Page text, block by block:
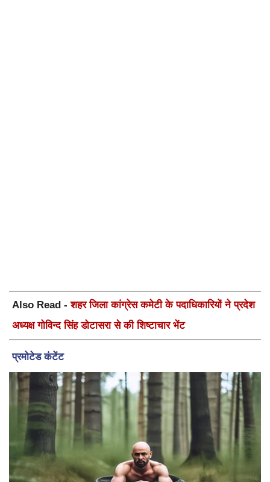
Also Read -शहर जिला कांग्रेस कमेटी के पदाधिकारियों ने प्रदेश
अध्यक्ष गोविन्द सिंह डोटासरा से की शिष्टाचार भेंट